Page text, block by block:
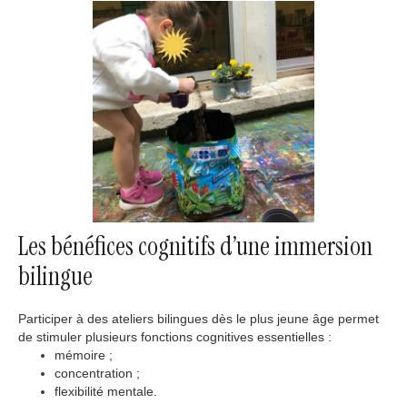
Les bénéfices cognitifs d’une immersion
bilingue
Participer à des ateliers bilingues dès le plus jeune âge permet
de stimuler plusieurs fonctions cognitives essentielles :
mémoire ;
concentration ;
flexibilité mentale.